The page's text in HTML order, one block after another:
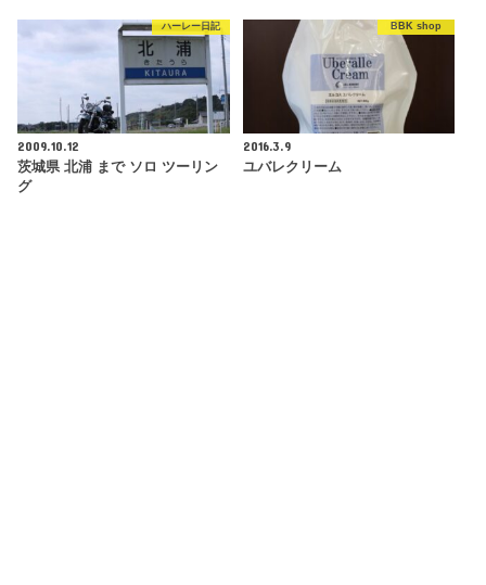
ハーレー日記
2009.10.12
茨城県 北浦 まで ソロ ツーリン
グ
BBK shop
2016.3.9
ユバレクリーム